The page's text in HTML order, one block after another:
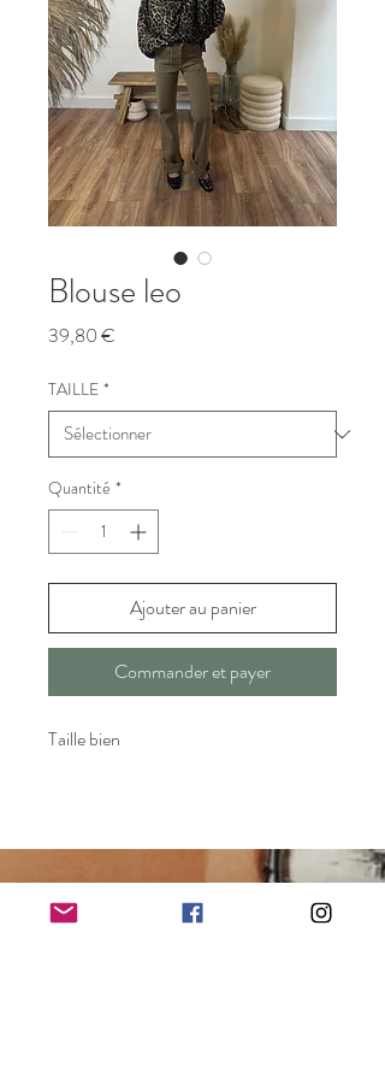
Blouse leo
39,80 €
TAILLE *
Quantité *
Ajouter au panier
Commander et payer
Taille bien